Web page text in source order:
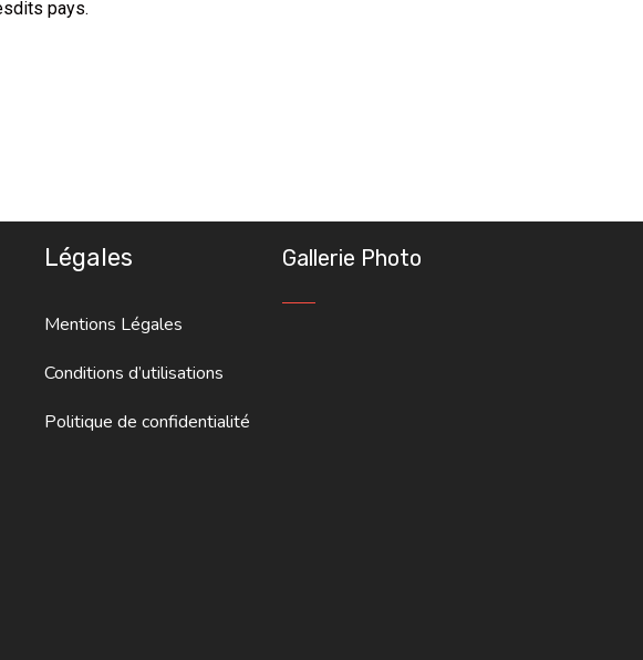
pays.
Légales
Mentions Légales
Conditions d’utilisations
Politique de confidentialité
Gallerie Photo